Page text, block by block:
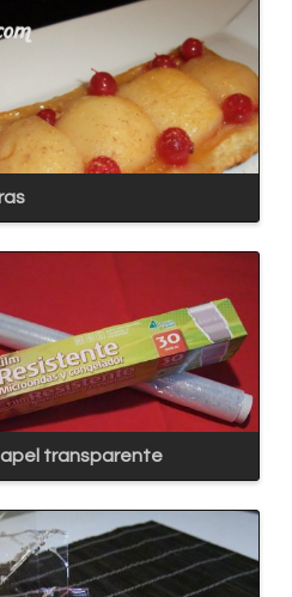
transparente